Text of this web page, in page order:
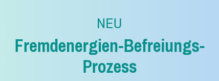
NEU
Fremdenergien-Befreiungs-
Prozess